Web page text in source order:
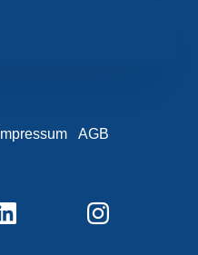
Impressum
AGB